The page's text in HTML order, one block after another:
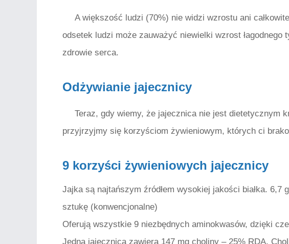
A większość ludzi (70%) nie widzi wzrostu ani
odsetek ludzi może zauważyć niewielki wzrost łagodnego
zdrowie serca.
Odżywianie jajecznicy
Teraz, gdy wiemy, że jajecznica nie jest dietetycznym
przyjrzyjmy się korzyściom żywieniowym, których ci
9 korzyści żywieniowych jajecznicy
Jajka są najtańszym źródłem wysokiej jakości białka. 6,7
sztukę (konwencjonalne)
Oferują wszystkie 9 niezbędnych aminokwasów, dzięki
Jedna jajecznica zawiera 147 mg choliny – 25% RDA.